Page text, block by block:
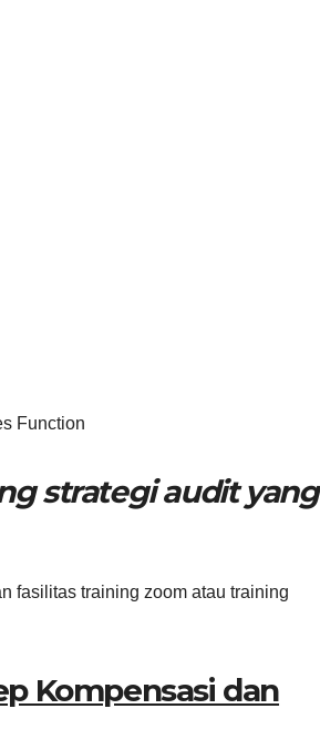
Function
strategi audit yang
fasilitas training zoom atau training
Kompensasi dan